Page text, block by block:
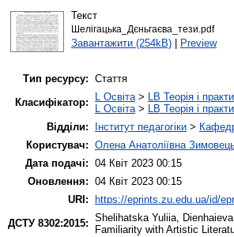
Текст
Шелігацька_Дєньгаєва_тези.pdf
Завантажити (254kB)| Preview
Тип ресурсу: Стаття
Класифікатор:
L Освіта> LB Теорія і
L Освіта> LB Теорія і
Відділи:
Інститут педагогіки >
Користувач: Олена Анатоліївна
Дата подачі: 04 Квіт 2023 00:15
Оновлення: 04 Квіт 2023 00:15
URI:
https://eprints.zu.edu.ua/id/
ДСТУ 8302:2015: Shelihatska Yuliia,
Familiarity with Artistic